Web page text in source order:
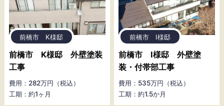
前橋市 K様邸
前橋市 K様邸 外壁塗装
工事
費用：282万円（税込）
工期：約1ヶ月
前橋市 I様邸
前橋市 I様邸 外壁塗
装・付帯部工事
費用：535万円（税込）
工期：約1.5か月